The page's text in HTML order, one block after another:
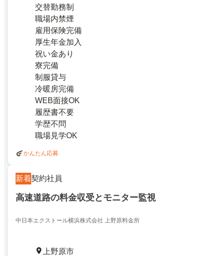
交替勤務制
職場内禁煙
雇用保険完備
厚生年金加入
祝い金あり
寮完備
制服貸与
冷暖房完備
WEB面接OK
履歴書不要
学歴不問
職場見学OK
かんたん応募
新着契約社員
高速道路の料金収受とモニター監視
中日本エクストール横浜株式会社 上野原料金所
上野原市